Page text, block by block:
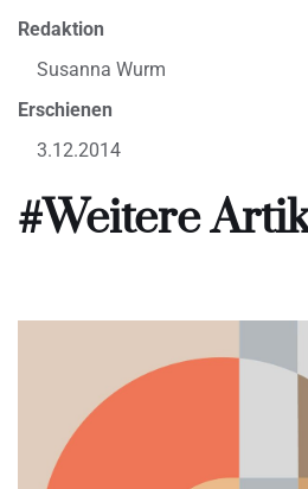
Redaktion
Susanna Wurm
Erschienen
3.12.2014
#Weitere